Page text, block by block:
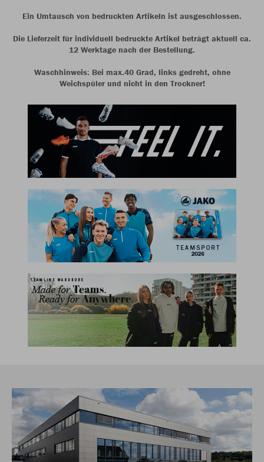
Ein Umtausch von bedruckten Artikeln ist ausgeschlossen.
Die Lieferzeit für individuell bedruckte Artikel beträgt aktuell ca.
12 Werktage nach der Bestellung.
Waschhinweis: Bei max.40 Grad, links gedreht, ohne
Weichspüler und nicht in den Trockner!